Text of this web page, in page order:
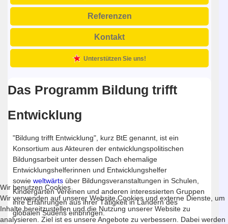
Referenzen
Kontakt
Unterstützen Sie uns!
Das Programm Bildung trifft
Entwicklung
"Bildung trifft Entwicklung", kurz BtE genannt, ist ein
Konsortium aus Akteuren der entwicklungspolitischen
Bildungsarbeit unter dessen Dach ehemalige
Entwicklungshelferinnen und Entwicklungshelfer
sowie weltwärts über Bildungsveranstaltungen in Schulen,
Kindergärten Vereinen und anderen interessierten Gruppen
ihre Erfahrungen aus ihrer Tätigkeit in Ländern des
globalen Südens einbringen.
Wir benutzen Cookies
Wir verwenden auf unserer Website Cookies und externe Dienste, um
Inhalte bereitzustellen und die Nutzung unserer Website zu
analysieren. Ziel ist es unsere Angebote zu verbessern. Dabei werden